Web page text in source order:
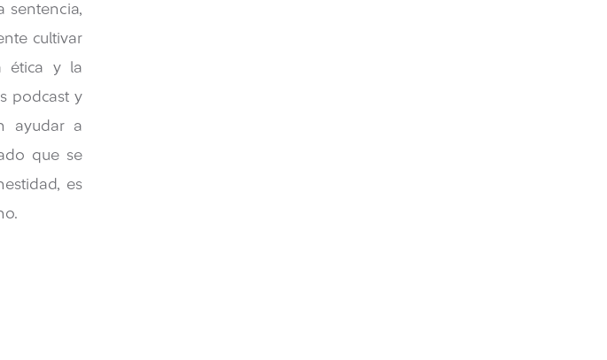
sentencia,
cultivar
ética y la
podcast y
ayudar a
que se
es